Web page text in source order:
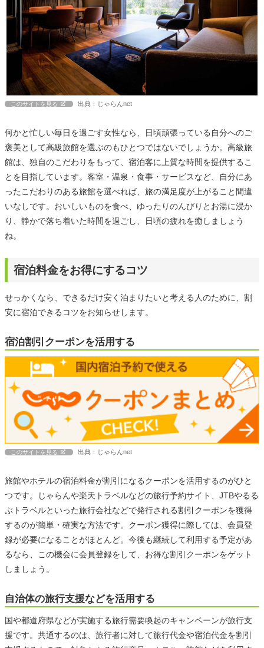
このサイトを見る 出典：じゃらんnet
何かと忙しい毎日を過ごす女性なら、日頃頑張っている自分へのご
褒美として高級旅館を選ぶのもひとつではないでしょうか。高級旅
館は、独自のこだわりをもって、宿泊客に上質な時間を提供するこ
とを目指しています。客室・温泉・食事・サービスなど、自分にあ
ったこだわりのある旅館を選べれば、旅の満足度が上がること間違
いなしです。おいしいものを食べ、ゆったりのんびりとお湯に浸か
り、静かで落ち着いた時間を過ごし、日頃の疲れを癒しましょう
ね。
宿泊料金をお得にするコツ
せっかくなら、できるだけ安く泊まりたいと考える人のために、割
安に宿泊できるコツをお知らせします。
宿泊割引クーポンを活用する
このサイトを見る 出典：じゃらんnet
旅館やホテルの宿泊料金が割引になるクーポンを活用するのがひと
つです。じゃらんや楽天トラベルなどの旅行予約サイト、JTBやるる
ぶトラベルといった旅行会社などで発行される割引クーポンを獲得
するのが簡単・確実な方法です。クーポン獲得に際しては、会員登
録が必要になることがほとんど。今後も継続して利用する予定があ
るなら、この機会に会員登録をして、お得な割引クーポンをゲット
しましょう。
自治体の旅行支援などを活用する
国や都道府県などが実施する旅行需要喚起のキャンペーンが旅行支
援です。共通するのは、旅行者に対して旅行代金や宿泊代金を割引